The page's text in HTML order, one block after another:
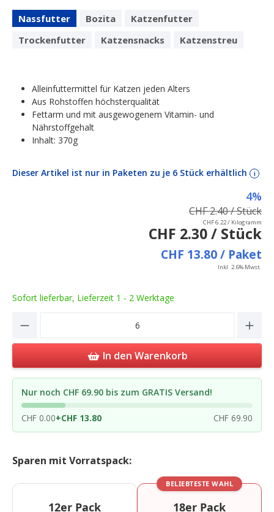
Nassfutter Bozita
Katzenfutter
Trockenfutter
Katzensnacks Katzenstreu
Alleinfuttermittel für Katzen jeden Alters
Aus Rohstoffen höchsterqualität
Fettarm und mit ausgewogenem Vitamin- und
Nährstoffgehalt
Inhalt: 370g
Dieser Artikel ist nur in Paketen zu je 6 Stück erhältlich i
4%
CHF 2.40 / Stück
CHF 13.80 / Paket
CHF 6.22 / Kilogramm
CHF 2.30 / Stück
Inkl. 2.6% Mwst.
Sofort lieferbar, Lieferzeit 1 - 2 Werktage
Product Quantity: Enter the desired
In den Warenkorb
Nur noch CHF 69.90 bis zum GRATIS Versand!
CHF 0.00+CHF 13.80 CHF 69.90
Sparen mit Vorratspack:
12er Pack
BELIEBTESTE WAHL
18er Pack